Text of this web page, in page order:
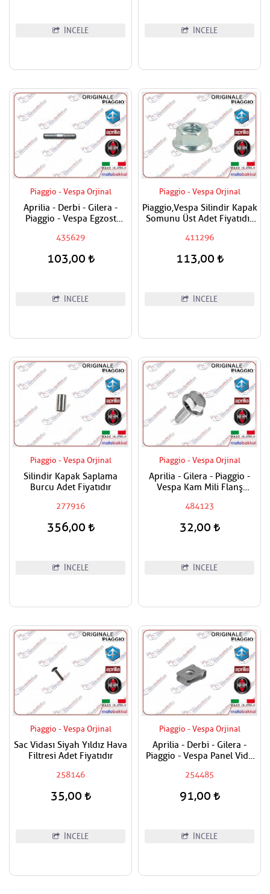
İNCELE İNCELE
Piaggio - Vespa Orjinal
Aprilia - Derbi - Gilera -
Piaggio - Vespa Egzost
Fiyatıdır
435629
103,00
İNCELE
Piaggio - Vespa Orjinal
Piaggio,Vespa Silindir Kapak
Somunu Üst Adet Fiyatıdır
411296
113,00
İNCELE
Piaggio - Vespa Orjinal
Silindir Kapak Saplama
Burcu Adet Fiyatıdır
277916
356,00
İNCELE
Piaggio - Vespa Orjinal
Aprilia - Gilera - Piaggio -
Vespa Kam Mili Flanş
484123
32,00
İNCELE
Piaggio - Vespa Orjinal
Sac Vidası Siyah Yıldız Hava
Filtresi Adet Fiyatıdır
258146
35,00
İNCELE
Piaggio - Vespa Orjinal
Aprilia - Derbi - Gilera -
Piaggio - Vespa Panel Vida
254485
91,00
İNCELE